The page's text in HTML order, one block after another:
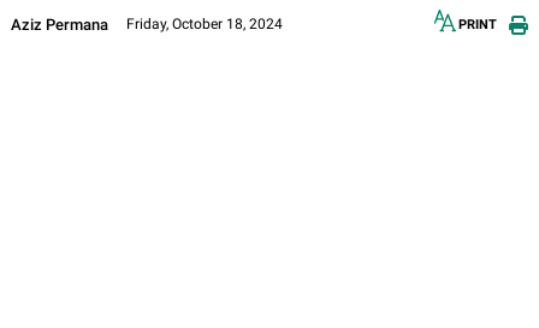
Aziz Permana Friday, October 18, 2024 PRINT